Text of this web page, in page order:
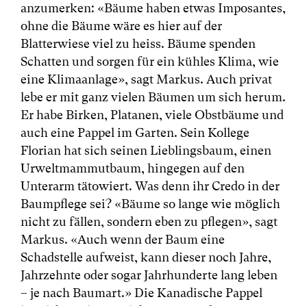
anzumerken: «Bäume haben etwas Imposantes,
ohne die Bäume wäre es hier auf der
Blatterwiese viel zu heiss. Bäume spenden
Schatten und sorgen für ein kühles Klima, wie
eine Klimaanlage», sagt Markus. Auch privat
lebe er mit ganz vielen Bäumen um sich herum.
Er habe Birken, Platanen, viele Obstbäume und
auch eine Pappel im Garten. Sein Kollege
Florian hat sich seinen Lieblingsbaum, einen
Urweltmammutbaum, hingegen auf den
Unterarm tätowiert. Was denn ihr Credo in der
Baumpflege sei? «Bäume so lange wie möglich
nicht zu fällen, sondern eben zu pflegen», sagt
Markus. «Auch wenn der Baum eine
Schadstelle aufweist, kann dieser noch Jahre,
Jahrzehnte oder sogar Jahrhunderte lang leben
– je nach Baumart.» Die Kanadische Pappel